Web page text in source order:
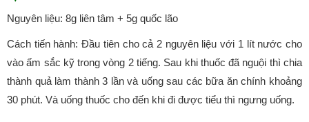
Nguyên liệu: 8g liên tâm + 5g quốc lão
Cách tiến hành: Đầu tiên cho cả 2 nguyên liệu với 1 lít nước cho
vào ấm sắc kỹ trong vòng 2 tiếng. Sau khi thuốc đã nguội thì chia
thành quả làm thành 3 lần và uống sau các bữa ăn chính khoảng
30 phút. Và uống thuốc cho đến khi đi được tiểu thì ngưng uống.